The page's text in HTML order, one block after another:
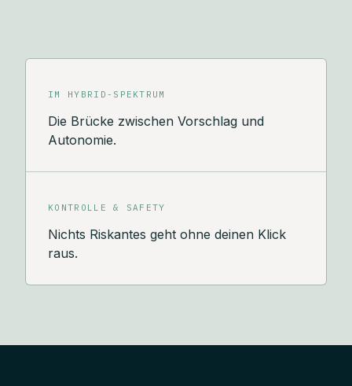
IM HYBRID-SPEKTRUM
Die Brücke zwischen Vorschlag und
Autonomie.
KONTROLLE & SAFETY
Nichts Riskantes geht ohne deinen Klick
raus.